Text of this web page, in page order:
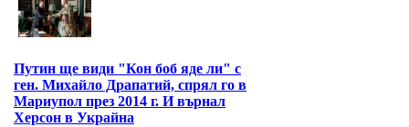
Путин ще види "Кон боб яде ли" с
ген. Михайло Драпатий, спрял го в
Мариупол през 2014 г. И върнал
Херсон в Украйна